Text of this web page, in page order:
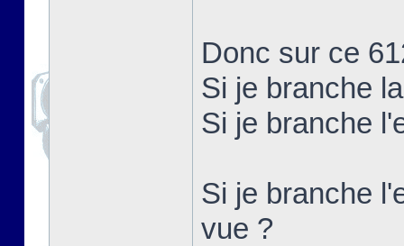
Donc sur ce
Si je branche
Si je branche
Si je branche
vue ?